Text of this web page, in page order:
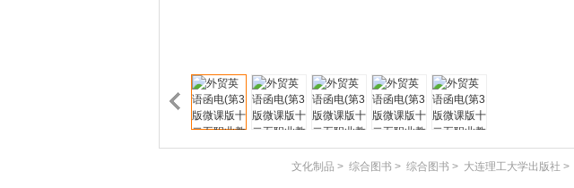
文化制品 > 综合图书 > 综合图书 > 大连理工大学出版社 >